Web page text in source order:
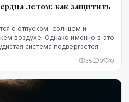
летом: как защитить
с отпуском, солнцем и
воздухе. Однако именно в это
система подвергается
35 0 0